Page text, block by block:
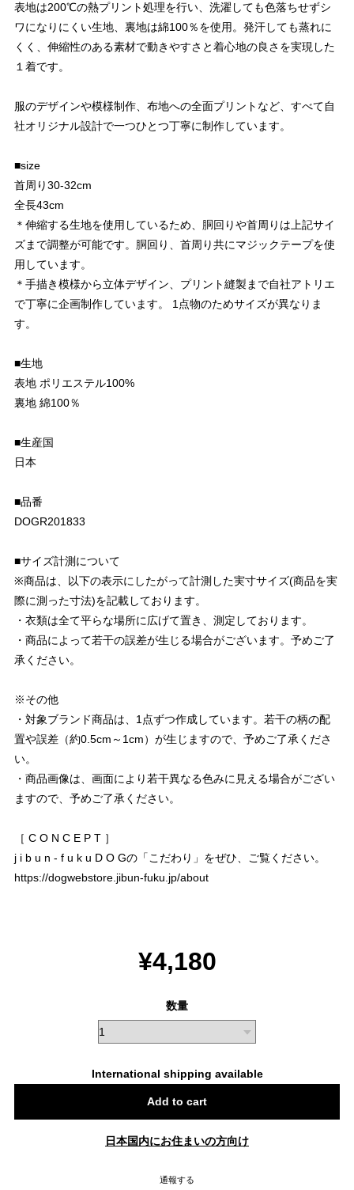
表地は200℃の熱プリント処理を行い、洗濯しても色落ちせずシ
ワになりにくい生地、裏地は綿100％を使用。発汗しても蒸れに
くく、伸縮性のある素材で動きやすさと着心地の良さを実現した
１着です。
服のデザインや模様制作、布地への全面プリントなど、すべて自
社オリジナル設計で一つひとつ丁寧に制作しています。
■size
首周り30-32cm
全長43cm
＊伸縮する生地を使用しているため、胴回りや首周りは上記サイ
ズまで調整が可能です。胴回り、首周り共にマジックテープを使
用しています。
＊手描き模様から立体デザイン、プリント縫製まで自社アトリエ
で丁寧に企画制作しています。 1点物のためサイズが異なりま
す。
■生地
表地 ポリエステル100%
裏地 綿100％
■生産国
日本
■品番
DOGR201833
■サイズ計測について
※商品は、以下の表示にしたがって計測した実寸サイズ(商品を実
際に測った寸法)を記載しております。
・衣類は全て平らな場所に広げて置き、測定しております。
・商品によって若干の誤差が生じる場合がございます。予めご了
承ください。
※その他
・対象ブランド商品は、1点ずつ作成しています。若干の柄の配
置や誤差（約0.5cm～1cm）が生じますので、予めご了承くださ
い。
・商品画像は、画面により若干異なる色みに見える場合がござい
ますので、予めご了承ください。
［ C O N C E P T ］
j i b u n - f u k u D O Gの「こだわり」をぜひ、ご覧ください。
https://dogwebstore.jibun-fuku.jp/about
¥4,180
数量
International shipping available
Add to cart
日本国内にお住まいの方向け
通報する